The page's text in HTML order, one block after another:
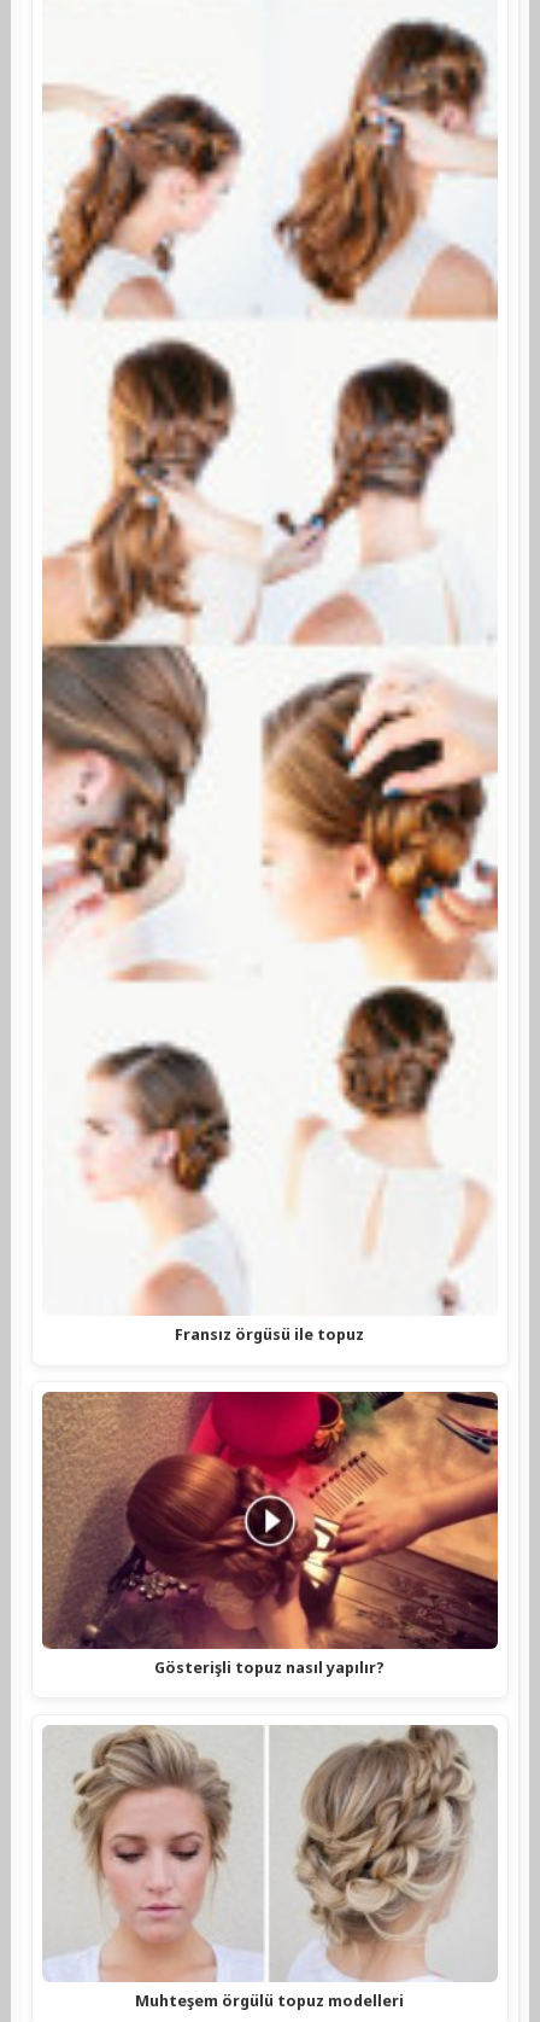
Fransız örgüsü ile topuz
Gösterişli topuz nasıl yapılır?
Muhteşem örgülü topuz modelleri